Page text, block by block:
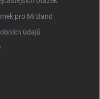
pro Mi Band
údajů